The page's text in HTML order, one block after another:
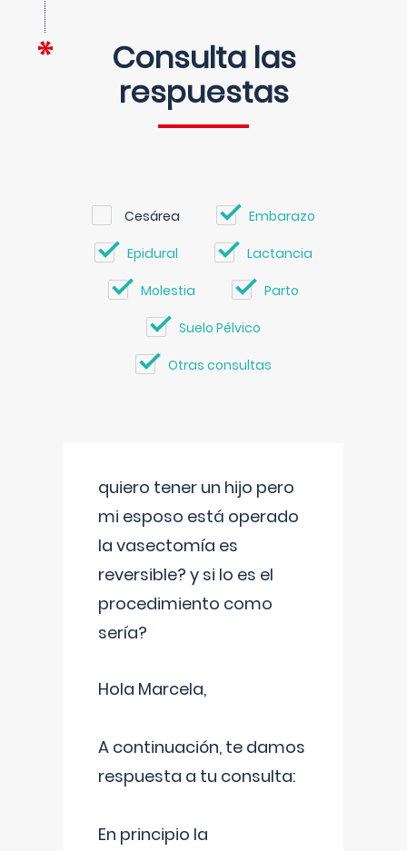
Consulta las
respuestas
Cesárea Embarazo
Epidural Lactancia
Molestia Parto
Suelo Pélvico
Otras consultas
quiero tener un hijo pero
mi esposo está operado
la vasectomía es
reversible? y si lo es el
procedimiento como
sería?
Hola Marcela,
A continuación, te damos
respuesta a tu consulta:
En principio la